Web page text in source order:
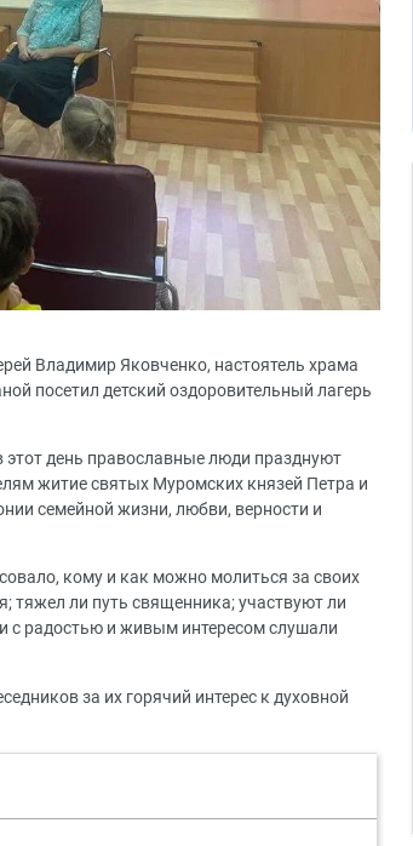
Владимир Яковченко, настоятель храма
посетил детский оздоровительный лагерь
день православные люди празднуют
житие святых Муромских князей Петра и
семейной жизни, любви, верности и
кому и как можно молиться за своих
тяжел ли путь священника; участвуют ли
с радостью и живым интересом слушали
за их горячий интерес к духовной